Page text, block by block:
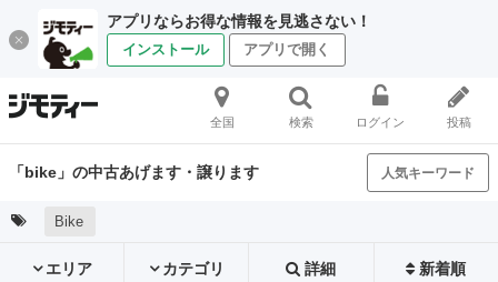
アプリならお得な情報を見逃さない！
インストール アプリで開く
全国 検索 ログイン 投稿
「bike」の中古あげます・譲ります 人気キーワード
Bike
エリア カテゴリ 詳細 新着順